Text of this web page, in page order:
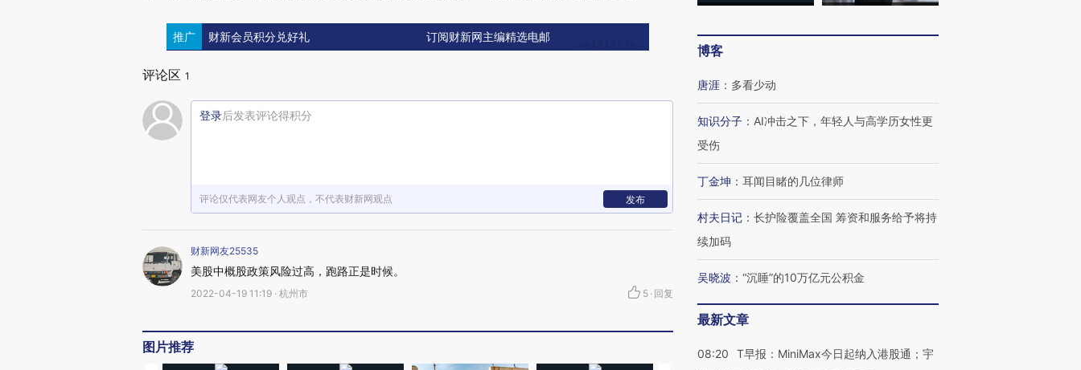
推广 财新会员积分兑好礼 订阅财新网主编精选电邮
评论区 1
登录后发表评论得积分
评论仅代表网友个人观点，不代表财新网观点 发布
财新网友25535
美股中概股政策风险过高，跑路正是时候。
2022-04-19 11:19 · 杭州市 5 · 回复
图片推荐
博客
唐涯 ： 多看少动
知识分子 ： AI冲击之下，年轻人与高学历女性更
受伤
丁金坤 ： 耳闻目睹的几位律师
村夫日记 ： 长护险覆盖全国 筹资和服务给予将持
续加码
吴晓波 ： “沉睡”的10万亿元公积金
最新文章
08:20
T早报：MiniMax今日起纳入港股通；宇